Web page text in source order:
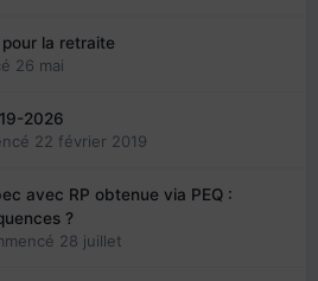
la retraite
26 mai
2026
22 février 2019
avec RP obtenue via PEQ :
?
28 juillet